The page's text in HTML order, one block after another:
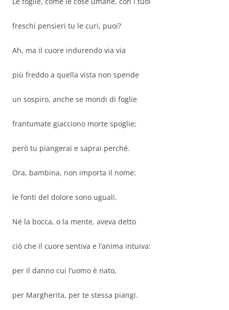
freschi pensieri tu le curi, puoi?
Ah, ma il cuore indurendo via via
più freddo a quella vista non spende
un sospiro, anche se mondi di foglie
frantumate giacciono morte spoglie;
però tu piangerai e saprai perché.
Ora, bambina, non importa il nome:
le fonti del dolore sono uguali.
Né la bocca, o la mente, aveva detto
ciò che il cuore sentiva e l’anima intuiva:
per il danno cui l’uomo è nato,
per Margherita, per te stessa piangi.